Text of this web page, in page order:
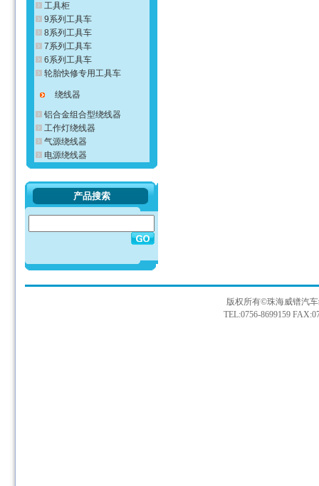
工具柜
9系列工具车
8系列工具车
7系列工具车
6系列工具车
轮胎快修专用工具车
绕线器
铝合金组合型绕线器
工作灯绕线器
气源绕线器
电源绕线器
产品搜索
版权所有©珠海威镨汽
TEL:0756-8699159